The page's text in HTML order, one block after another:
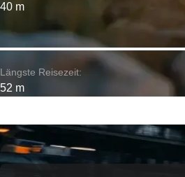
40 m
Längste Reisezeit:
52 m